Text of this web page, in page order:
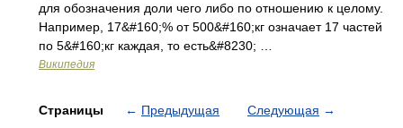
для обозначения доли чего либо по отношению к целому.
Например, 17&#160;% от 500&#160;кг означает 17 частей
по 5&#160;кг каждая, то есть&#8230; …
Википедия
Страницы ← Предыдущая Следующая →